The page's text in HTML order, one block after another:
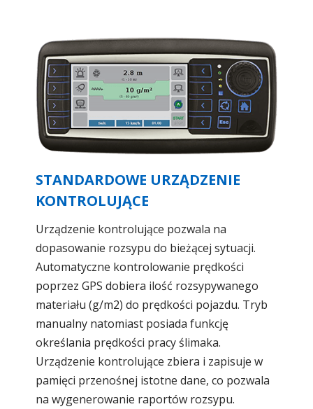
STANDARDOWE URZĄDZENIE
KONTROLUJĄCE
Urządzenie kontrolujące pozwala na
dopasowanie rozsypu do bieżącej sytuacji.
Automatyczne kontrolowanie prędkości
poprzez GPS dobiera ilość rozsypywanego
materiału (g/m2) do prędkości pojazdu. Tryb
manualny natomiast posiada funkcję
określania prędkości pracy ślimaka.
Urządzenie kontrolujące zbiera i zapisuje w
pamięci przenośnej istotne dane, co pozwala
na wygenerowanie raportów rozsypu.